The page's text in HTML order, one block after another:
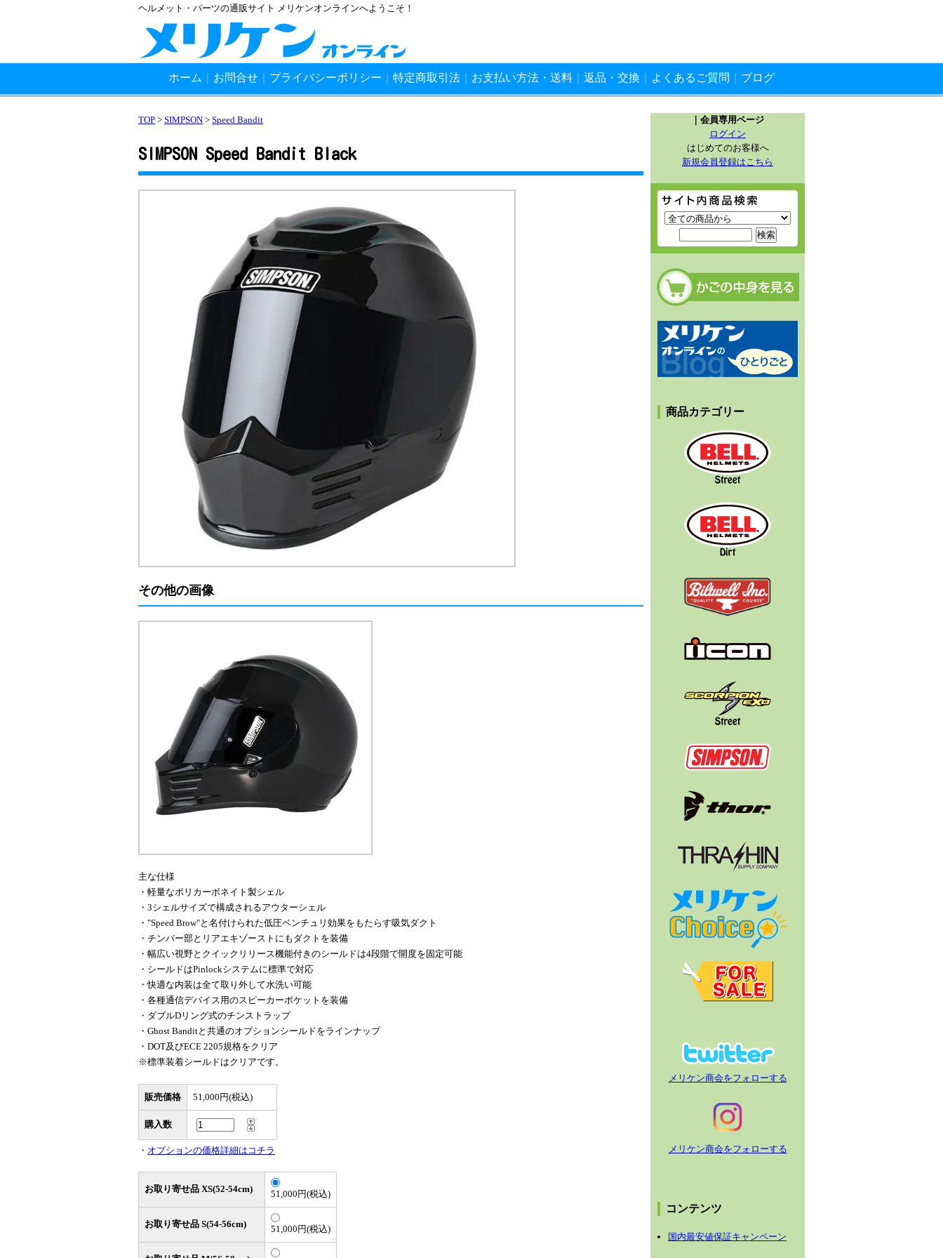
ヘルメット・パーツの通販サイト メリケンオンラインへようこそ！
ホーム お問合せ プライバシーポリシー 特定商取引法 お支払い方法・送料 返品・交換 よくあるご質問 ブログ
TOP > SIMPSON > Speed Bandit
SIMPSON Speed Bandit Black
その他の画像
主な仕様
・軽量なポリカーボネイト製シェル
・3シェルサイズで構成されるアウターシェル
・"Speed Brow"と名付けられた低圧ベンチュリ効果をもたらす吸気ダクト
・チンバー部とリアエキゾーストにもダクトを装備
・幅広い視野とクイックリリース機能付きのシールドは4段階で開度を固定可能
・シールドはPinlockシステムに標準で対応
・快適な内装は全て取り外して水洗い可能
・各種通信デバイス用のスピーカーポケットを装備
・ダブルDリング式のチンストラップ
・Ghost Banditと共通のオプションシールドをラインナップ
・DOT及びECE 2205規格をクリア
※標準装着シールドはクリアです。
販売価格 51,000円(税込)
購入数
・ オプションの価格詳細はコチラ
お取り寄せ品 XS(52-54cm) 51,000円(税込)
お取り寄せ品 S(54-56cm) 51,000円(税込)
｜会員専用ページ
ログイン
はじめてのお客様へ
新規会員登録はこちら
サイト内商品検索
カートの中を見る
メリケンオンラインのひとりごと
商品カテゴリー
メリケン商会をフォローする
メリケン商会をフォローする
コンテンツ
国内最安値保証キャンペーン